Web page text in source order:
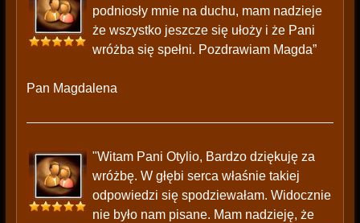
podniosły mnie na duchu, mam nadzieje
że wszystko jeszcze się ułoży i że Pani
wróżba się spełni. Pozdrawiam Magda”
Pan Magdalena
"Witam Pani Otylio, Bardzo dziękuję za
wróżbę. W głębi serca właśnie takiej
odpowiedzi się spodziewałam. Widocznie
nie było nam pisane. Mam nadzieję, że